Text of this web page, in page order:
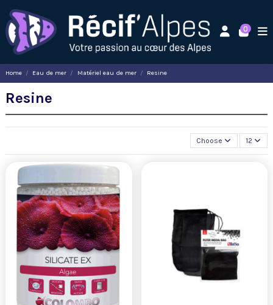
0
Home Eau de mer Matériel eau de mer Resine
Resine
Choose 12